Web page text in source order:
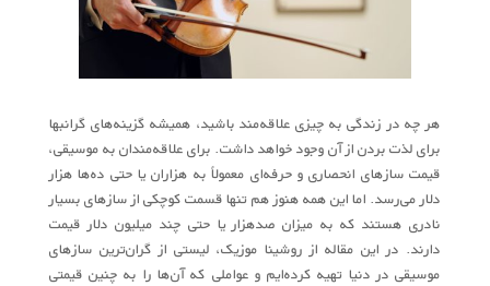
هر چه در زندگی به چیزی علاقه‌مند باشید، همیشه گزینه‌های گرانبها
برای لذت بردن از آن وجود خواهد داشت. برای علاقه‌مندان به موسیقی،
قیمت سازهای انحصاری و حرفه‌ای معمولاً به هزاران یا حتی ده‌ها هزار
دلار می‌رسد. اما این همه هنوز هم تنها قسمت کوچکی از سازهای بسیار
نادری هستند که به میزان صدهزار یا حتی چند میلیون دلار قیمت
دارند. در این مقاله از روشینا موزیک، لیستی از گران‌ترین سازهای
موسیقی در دنیا تهیه کرده‌ایم و عواملی که آن‌ها را به چنین قیمتی